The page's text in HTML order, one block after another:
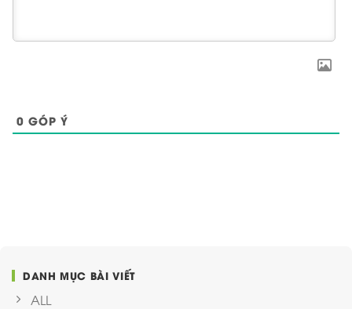
0 GÓP Ý
DANH MỤC BÀI VIẾT
ALL